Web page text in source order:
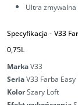
Ultra zmywalna
Specyfikacja - V33
0,75L
MarkaV33
SeriaV33 Farba
KolorSzary Loft